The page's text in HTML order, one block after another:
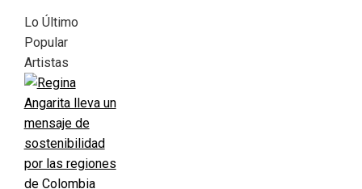
Lo Último
Popular
Artistas